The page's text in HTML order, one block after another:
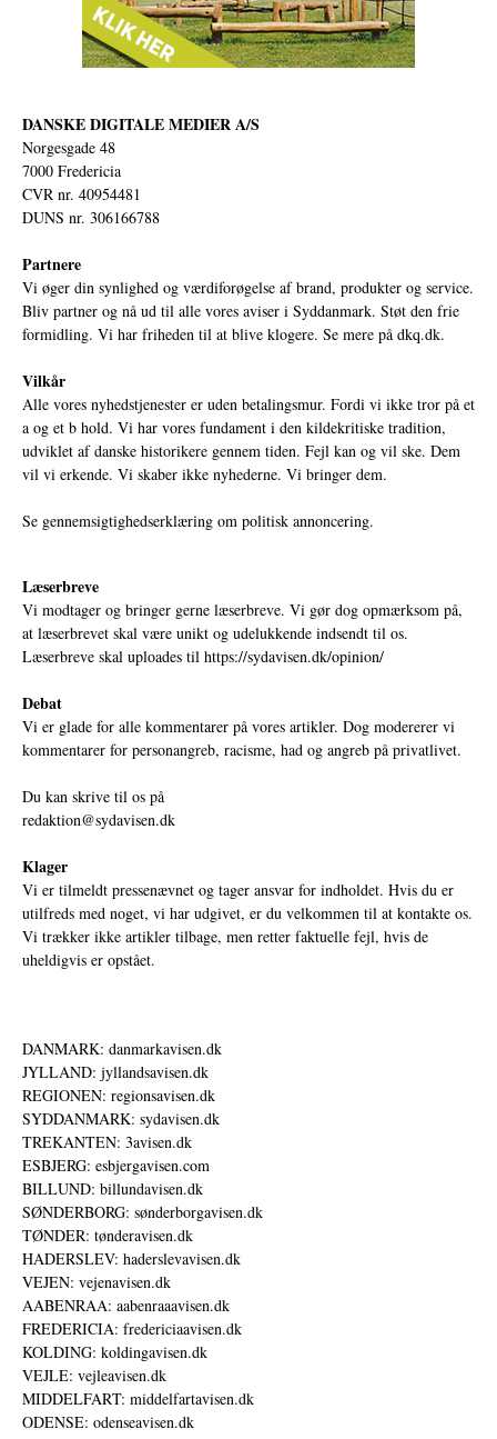
DANSKE DIGITALE MEDIER A/S
Norgesgade 48
7000 Fredericia
CVR nr. 40954481
DUNS nr. 306166788
Partnere
Vi øger din synlighed og værdiforøgelse af brand, produkter og service.
Bliv partner og nå ud til alle vores aviser i Syddanmark. Støt den frie
formidling. Vi har friheden til at blive klogere. Se mere på dkq.dk.
Vilkår
Alle vores nyhedstjenester er uden betalingsmur. Fordi vi ikke tror på et
a og et b hold. Vi har vores fundament i den kildekritiske tradition,
udviklet af danske historikere gennem tiden. Fejl kan og vil ske. Dem
vil vi erkende. Vi skaber ikke nyhederne. Vi bringer dem.
Se gennemsigtighedserklæring om politisk annoncering.
Læserbreve
Vi modtager og bringer gerne læserbreve. Vi gør dog opmærksom på,
at læserbrevet skal være unikt og udelukkende indsendt til os.
Læserbreve skal uploades til https://sydavisen.dk/opinion/
Debat
Vi er glade for alle kommentarer på vores artikler. Dog modererer vi
kommentarer for personangreb, racisme, had og angreb på privatlivet.
Du kan skrive til os på
redaktion@sydavisen.dk
Klager
Vi er tilmeldt pressenævnet og tager ansvar for indholdet. Hvis du er
utilfreds med noget, vi har udgivet, er du velkommen til at kontakte os.
Vi trækker ikke artikler tilbage, men retter faktuelle fejl, hvis de
uheldigvis er opstået.
DANMARK: danmarkavisen.dk
JYLLAND: jyllandsavisen.dk
REGIONEN: regionsavisen.dk
SYDDANMARK: sydavisen.dk
TREKANTEN: 3avisen.dk
ESBJERG: esbjergavisen.com
BILLUND: billundavisen.dk
SØNDERBORG: sønderborgavisen.dk
TØNDER: tønderavisen.dk
HADERSLEV: haderslevavisen.dk
VEJEN: vejenavisen.dk
AABENRAA: aabenraaavisen.dk
FREDERICIA: fredericiaavisen.dk
KOLDING: koldingavisen.dk
VEJLE: vejleavisen.dk
MIDDELFART: middelfartavisen.dk
ODENSE: odenseavisen.dk